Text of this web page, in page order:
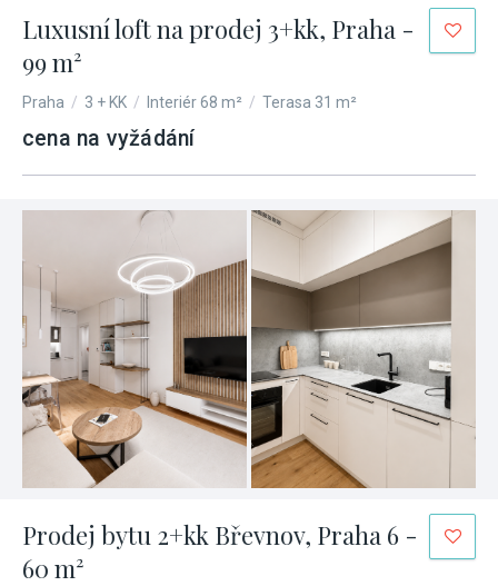
Luxusní loft na prodej 3+kk, Praha -
99 m²
Praha / 3 + KK / Interiér 68 m² / Terasa 31 m²
cena na vyžádání
Prodej bytu 2+kk Břevnov, Praha 6 -
60 m²